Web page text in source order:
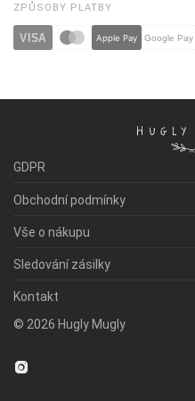
ZPŮSOBY PLATBY
VISA Apple Pay Google Pay
GDPR
Obchodní podmínky
Vše o nákupu
Sledování zásilky
Kontakt
© 2026 Hugly Mugly